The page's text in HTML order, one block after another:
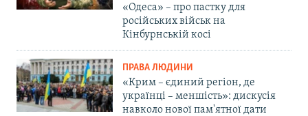
«Одеса» – про пастку для
російських військ на
Кінбурнській косі
ПРАВА ЛЮДИНИ
«Крим – єдиний регіон, де
українці – меншість»: дискусія
навколо нової пам'ятної дати